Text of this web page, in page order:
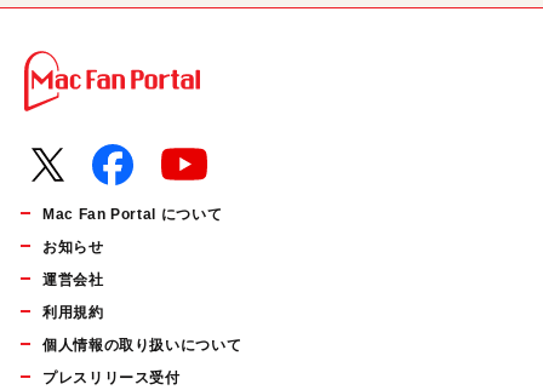
Mac Fan Portal について
お知らせ
運営会社
利用規約
個人情報の取り扱いについて
プレスリリース受付